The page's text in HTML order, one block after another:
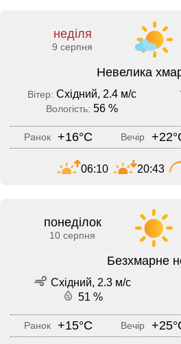
неділя
9 серпня
Невелика
Вітер: Східний, 2.4 м/с
Вологість: 56 %
Ранок +16°C Вечір
06:10 20:43
понеділок
10 серпня
Безхмарне
Східний, 2.3 м/с
51 %
Ранок +15°C Вечір